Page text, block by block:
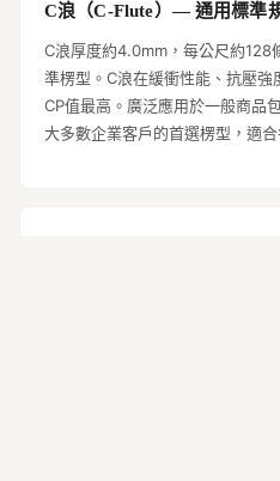
C浪（C-Flute）— 通用標準
C浪厚度約4.0mm，每公尺約128
準楞型。C浪在緩衝性能、抗壓強
CP值最高。廣泛應用於一般商品
大多數企業客戶的首選楞型，適